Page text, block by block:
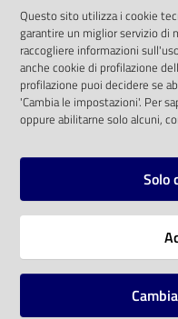
Eventi
Chiedi al
bibliotecario
Avvisi
solo alle condizioni
comunitaria 2003/98/
SOCIAL
Instagram
Vai alla pagina
Questo sito utilizza i cookie
garantire un miglior servizio di
raccogliere informazioni
anche cookie di profilazione
profilazione puoi decidere se
'Cambia le impostazioni'. Per
oppure abilitarne solo alcuni,
Solo